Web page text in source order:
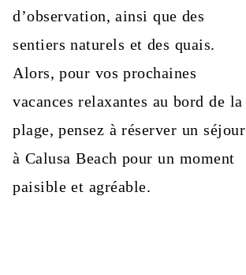
d’observation, ainsi que des
sentiers naturels et des quais.
Alors, pour vos prochaines
vacances relaxantes au bord de la
plage, pensez à réserver un séjour
à Calusa Beach pour un moment
paisible et agréable.